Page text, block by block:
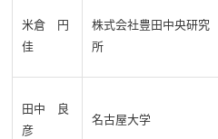
米倉 円
佳
株式会社豊田中央研究
所
田中 良
彦
名古屋大学